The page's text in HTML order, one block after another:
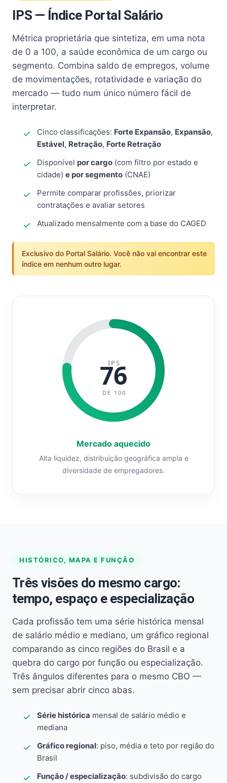
IPS — Índice Portal Salário
Métrica proprietária que sintetiza, em uma nota
de 0 a 100, a saúde econômica de um cargo ou
segmento. Combina saldo de empregos, volume
de movimentações, rotatividade e variação do
mercado — tudo num único número fácil de
interpretar.
Cinco classificações: Forte Expansão, Expansão,
Estável, Retração, Forte Retração
Disponível por cargo (com filtro por estado e
cidade) e por segmento (CNAE)
Permite comparar profissões, priorizar
contratações e avaliar setores
Atualizado mensalmente com a base do CAGED
Exclusivo do Portal Salário. Você não vai encontrar este
índice em nenhum outro lugar.
IPS
76
DE 100
Mercado aquecido
Alta liquidez, distribuição geográfica ampla e
diversidade de empregadores.
HISTÓRICO, MAPA E FUNÇÃO
Três visões do mesmo cargo:
tempo, espaço e especialização
Cada profissão tem uma série histórica mensal
de salário médio e mediano, um gráfico regional
comparando as cinco regiões do Brasil e a
quebra do cargo por função ou especialização.
Três ângulos diferentes para o mesmo CBO —
sem precisar abrir cinco abas.
Série histórica mensal de salário médio e
mediana
Gráfico regional: piso, média e teto por região do
Brasil
Função / especialização: subdivisão do cargo